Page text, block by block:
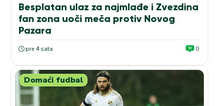
Besplatan ulaz za najmlađe i Zvezdina
fan zona uoči meča protiv Novog
Pazara
pre 4 sata 0
Domaći fudbal